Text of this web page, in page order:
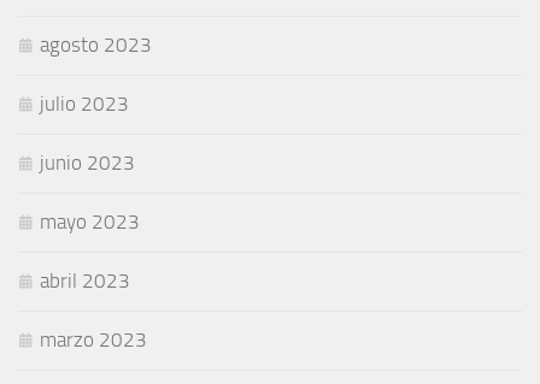
agosto 2023
julio 2023
junio 2023
mayo 2023
abril 2023
marzo 2023